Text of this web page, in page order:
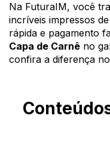
Na FuturaIM, você
incríveis impressos
rápida e pagamento
Capa de Carnê no
confira a diferença